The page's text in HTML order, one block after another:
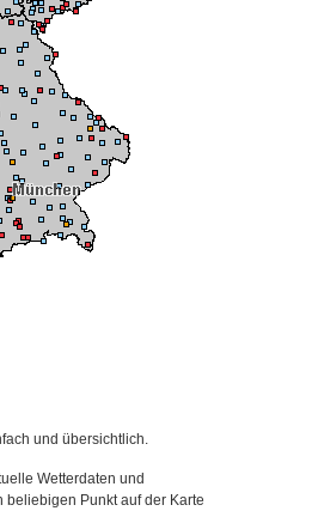
und übersichtlich.
Wetterdaten und
beliebigen Punkt auf der Karte